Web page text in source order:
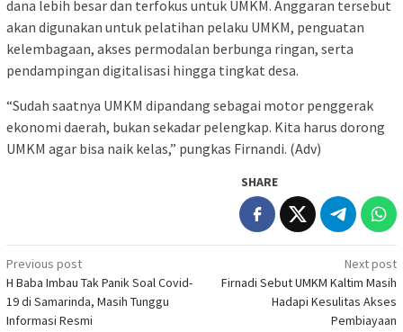
dana lebih besar dan terfokus untuk UMKM. Anggaran tersebut
akan digunakan untuk pelatihan pelaku UMKM, penguatan
kelembagaan, akses permodalan berbunga ringan, serta
pendampingan digitalisasi hingga tingkat desa.
“Sudah saatnya UMKM dipandang sebagai motor penggerak
ekonomi daerah, bukan sekadar pelengkap. Kita harus dorong
UMKM agar bisa naik kelas,” pungkas Firnandi. (Adv)
SHARE
Post
navigation
Previous post
H Baba Imbau Tak Panik Soal Covid-
19 di Samarinda, Masih Tunggu
Informasi Resmi
Next post
Firnadi Sebut UMKM Kaltim Masih
Hadapi Kesulitas Akses
Pembiayaan